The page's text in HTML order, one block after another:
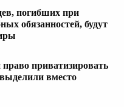
погибших при
обязанностей, будут
приватизировать
вместо